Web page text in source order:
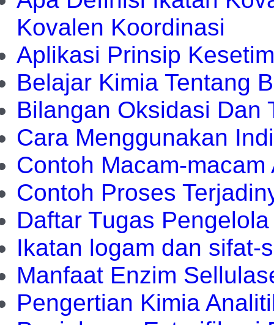
Kovalen Koordinasi
Aplikasi Prinsip
Belajar Kimia Tentang
Bilangan Oksidasi Dan
Cara Menggunakan
Contoh Macam-
Contoh Proses
Daftar Tugas
Ikatan logam dan sifat-
Manfaat Enzim
Pengertian Kimia